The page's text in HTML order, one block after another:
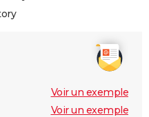
Voir un exemple
Voir un exemple